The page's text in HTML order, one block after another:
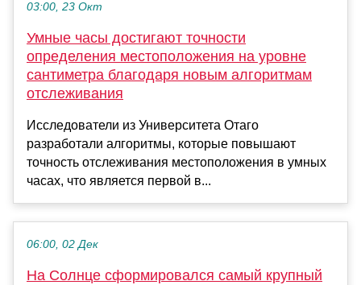
03:00, 23 Окт
Умные часы достигают точности
определения местоположения на уровне
сантиметра благодаря новым алгоритмам
отслеживания
Исследователи из Университета Отаго
разработали алгоритмы, которые повышают
точность отслеживания местоположения в умных
часах, что является первой в...
06:00, 02 Дек
На Солнце сформировался самый крупный